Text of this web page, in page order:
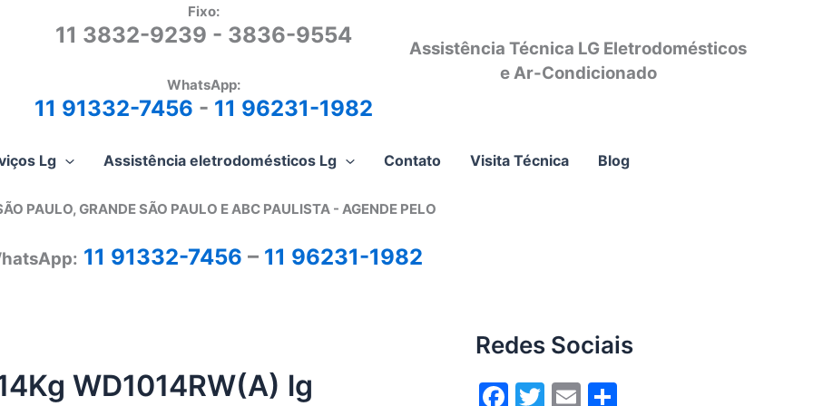
Fixo:
11 3832-9239 - 3836-9554
WhatsApp:
11 91332-7456 - 11 96231-1982
Assistência Técnica LG Eletrodomésticos
e Ar-Condicionado
Lg Assistência eletrodomésticos Lg Contato Visita Técnica Blog
PAULO, GRANDE SÃO PAULO E ABC PAULISTA - AGENDE PELO
11 91332-7456 – 11 96231-1982
WD1014RW(A) lg
Redes Sociais
F
T
E